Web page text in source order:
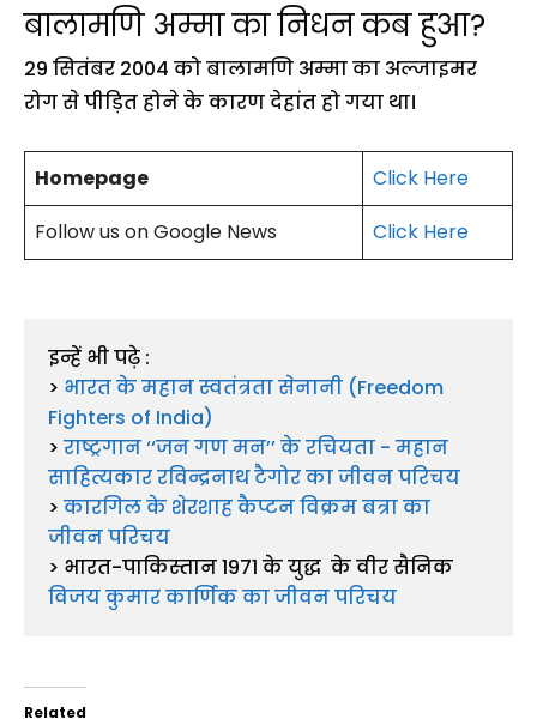
बालामणि अम्मा का निधन कब हुआ?
29 सितंबर 2004 को बालामणि अम्मा का अल्जाइमर
रोग से पीड़ित होने के कारण देहांत हो गया था।
Homepage
Click Here
Follow us on Google News
Click Here
इन्हें भी पढ़े :
> भारत के महान स्वतंत्रता सेनानी (Freedom
Fighters of India)
> राष्ट्रगान ‘‘जन गण मन’’ के रचियता - महान
साहित्यकार रविन्द्रनाथ टैगोर का जीवन परिचय
> कारगिल के शेरशाह कैप्टन विक्रम बत्रा का
जीवन परिचय
विजय कुमार कार्णिक का जीवन परिचय
Related